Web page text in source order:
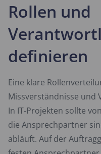
Rollen und
definieren
Eine klare
Missverständnisse und
In IT-Projekten sollte
die Ansprechpartner
abläuft. Auf der